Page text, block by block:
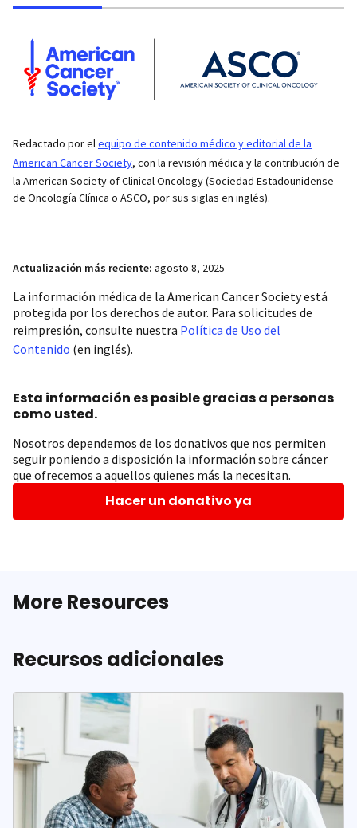
Redactado por elequipo de contenido médico y editorial de la
American Cancer Society, con la revisión médica y la contribución de
la American Society of Clinical Oncology (Sociedad Estadounidense
de Oncología Clínica o ASCO, por sus siglas en inglés).
Actualización más reciente: agosto 8, 2025
La información médica de la American Cancer Society está
protegida por los derechos de autor. Para solicitudes de
reimpresión, consulte nuestra Política de Uso del
Contenido (en inglés).
Esta información es posible gracias a personas
como usted.
Nosotros dependemos de los donativos que nos permiten
seguir poniendo a disposición la información sobre cáncer
que ofrecemos a aquellos quienes más la necesitan.
Hacer un donativo ya
More Resources
Recursos adicionales